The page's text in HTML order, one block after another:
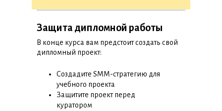
Защита дипломной работы
В конце курса вам предстоит создать свой
дипломный проект:
Создадите SMM-стратегию для
учебного проекта
Защитите проект перед
куратором